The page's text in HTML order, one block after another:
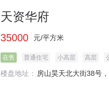
天资华府
35000 元/平方米
在售 普通住宅 小高层 高层
楼盘地址：